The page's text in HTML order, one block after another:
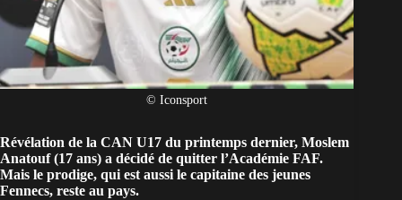
© Iconsport
Révélation de la CAN U17 du printemps dernier, Moslem
Anatouf(17 ans) a décidé de quitter l’Académie FAF.
Mais le prodige, qui est aussi le capitaine des jeunes
Fennecs, reste au pays.